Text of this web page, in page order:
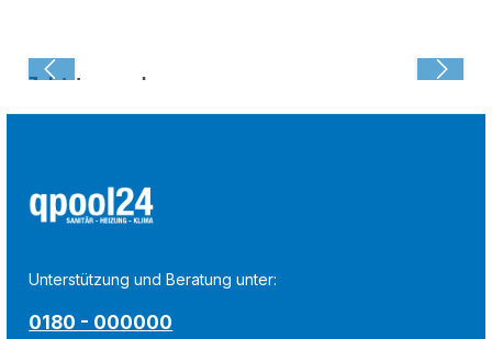
Zuletzt angesehen:
Unterstützung und Beratung unter:
0180 - 000000